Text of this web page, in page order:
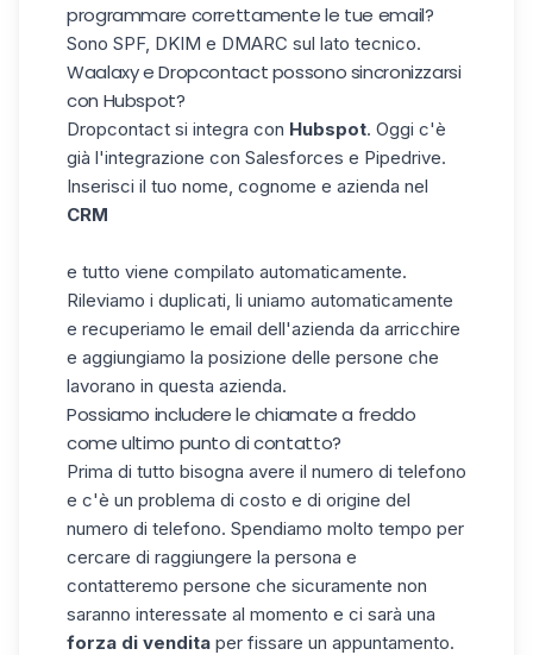
programmare correttamente le tue email?
Sono SPF, DKIM e DMARC sul lato tecnico.
Waalaxy e Dropcontact possono sincronizzarsi
con Hubspot?
Dropcontact si integra con Hubspot. Oggi c'è
già l'integrazione con Salesforces e Pipedrive.
Inserisci il tuo nome, cognome e azienda nel
CRM
e tutto viene compilato automaticamente.
Rileviamo i duplicati, li uniamo automaticamente
e recuperiamo le email dell'azienda da arricchire
e aggiungiamo la posizione delle persone che
lavorano in questa azienda.
Possiamo includere le chiamate a freddo
come ultimo punto di contatto?
Prima di tutto bisogna avere il numero di telefono
e c'è un problema di costo e di origine del
numero di telefono. Spendiamo molto tempo per
cercare di raggiungere la persona e
contatteremo persone che sicuramente non
saranno interessate al momento e ci sarà una
forza di vendita per fissare un appuntamento.